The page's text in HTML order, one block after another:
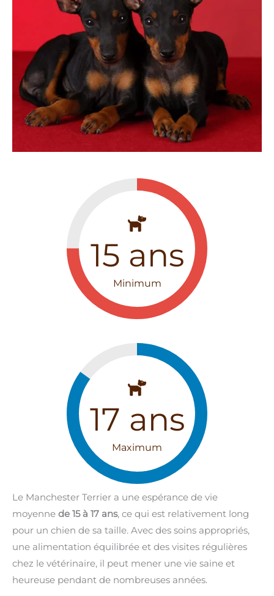
15 ans
Minimum
17 ans
Maximum
Le Manchester Terrier a une espérance de vie
moyenne de 15 à 17 ans, ce qui est relativement long
pour un chien de sa taille. Avec des soins appropriés,
une alimentation équilibrée et des visites régulières
chez le vétérinaire, il peut mener une vie saine et
heureuse pendant de nombreuses années.